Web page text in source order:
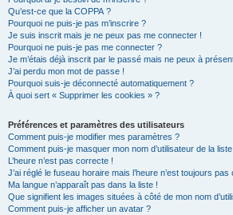
Qu’est-ce que la COPPA ?
Pourquoi ne puis-je pas m’inscrire ?
Je suis inscrit mais je ne peux pas me connecter !
Pourquoi ne puis-je pas me connecter ?
Je m’étais déjà inscrit par le passé mais ne peux à
J’ai perdu mon mot de passe !
Pourquoi suis-je déconnecté automatiquement ?
À quoi sert « Supprimer les cookies » ?
Préférences et paramètres des utilisateurs
Comment puis-je modifier mes paramètres ?
Comment puis-je masquer mon nom d’utilisateur de la
L’heure n’est pas correcte !
J’ai réglé le fuseau horaire mais l’heure n’est toujours pas
Ma langue n’apparaît pas dans la liste !
Que signifient les images situées à côté de mon nom
Comment puis-je afficher un avatar ?